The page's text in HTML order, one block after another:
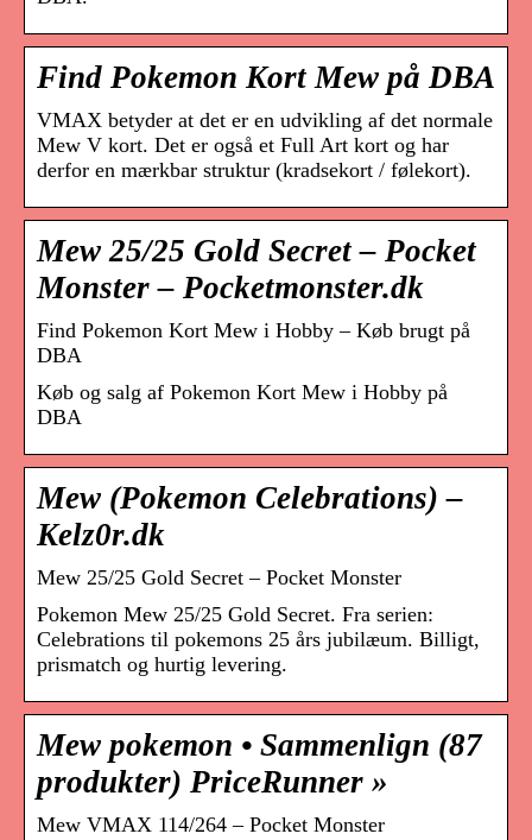
Find Pokemon Kort Mew på DBA
VMAX betyder at det er en udvikling af det normale
Mew V kort. Det er også et Full Art kort og har
derfor en mærkbar struktur (kradsekort / følekort).
Mew 25/25 Gold Secret – Pocket
Monster – Pocketmonster.dk
Find Pokemon Kort Mew i Hobby – Køb brugt på
DBA
Køb og salg af Pokemon Kort Mew i Hobby på
DBA
Mew (Pokemon Celebrations) –
Kelz0r.dk
Mew 25/25 Gold Secret – Pocket Monster
Pokemon Mew 25/25 Gold Secret. Fra serien:
Celebrations til pokemons 25 års jubilæum. Billigt,
prismatch og hurtig levering.
Mew pokemon • Sammenlign (87
produkter) PriceRunner »
Mew VMAX 114/264 – Pocket Monster